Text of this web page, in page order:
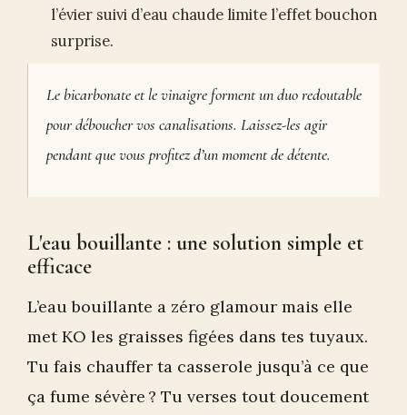
l’évier suivi d’eau chaude limite l’effet bouchon
surprise.
Le bicarbonate et le vinaigre forment un duo redoutable
pour déboucher vos canalisations. Laissez-les agir
pendant que vous profitez d’un moment de détente.
L'eau bouillante : une solution simple et
efficace
L’eau bouillante a zéro glamour mais elle
met KO les graisses figées dans tes tuyaux.
Tu fais chauffer ta casserole jusqu’à ce que
ça fume sévère ? Tu verses tout doucement